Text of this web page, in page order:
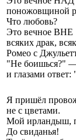
поножовщиной
Что любовь?
Это вечное ВНЕ
всяких драк,
Ромео с
"Не боишься?" —
и глазами
Я пришёл
не с цветами.
Мой ирландыш,
До свиданья!